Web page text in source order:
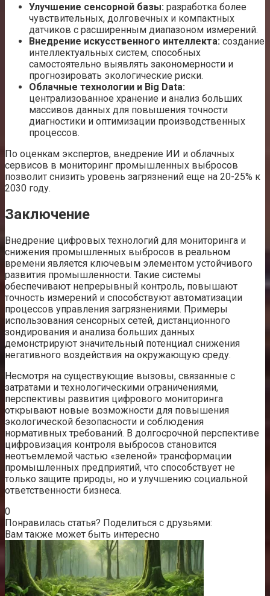
Улучшение сенсорной базы: разработка более
чувствительных, долговечных и компактных
датчиков с расширенным диапазоном измерений.
Внедрение искусственного интеллекта: создание
интеллектуальных систем, способных
самостоятельно выявлять закономерности и
прогнозировать экологические риски.
Облачные технологии и Big Data:
централизованное хранение и анализ больших
массивов данных для повышения точности
диагностики и оптимизации производственных
процессов.
По оценкам экспертов, внедрение ИИ и облачных
сервисов в мониторинг промышленных выбросов
позволит снизить уровень загрязнений еще на 20-25% к
2030 году.
Заключение
Внедрение цифровых технологий для мониторинга и
снижения промышленных выбросов в реальном
времени является ключевым элементом устойчивого
развития промышленности. Такие системы
обеспечивают непрерывный контроль, повышают
точность измерений и способствуют автоматизации
процессов управления загрязнениями. Примеры
использования сенсорных сетей, дистанционного
зондирования и анализа больших данных
демонстрируют значительный потенциал снижения
негативного воздействия на окружающую среду.
Несмотря на существующие вызовы, связанные с
затратами и технологическими ограничениями,
перспективы развития цифрового мониторинга
открывают новые возможности для повышения
экологической безопасности и соблюдения
нормативных требований. В долгосрочной перспективе
цифровизация контроля выбросов становится
неотъемлемой частью «зеленой» трансформации
промышленных предприятий, что способствует не
только защите природы, но и улучшению социальной
ответственности бизнеса.
0
Понравилась статья? Поделиться с друзьями:
Вам также может быть интересно